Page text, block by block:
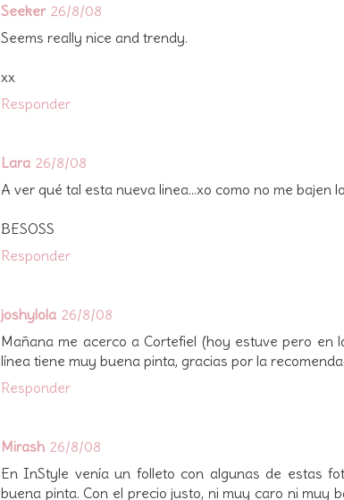
Seeker 26/8/08
Seems really nice and trendy.
xx
Responder
Lara 26/8/08
A ver qué tal esta nueva linea...xo como no me bajen
BESOSS
Responder
joshylola 26/8/08
Mañana me acerco a Cortefiel (hoy estuve pero en
línea tiene muy buena pinta, gracias por la
Responder
Mirash 26/8/08
En InStyle venía un folleto con algunas de estas
buena pinta. Con el precio justo, ni muy caro ni muy